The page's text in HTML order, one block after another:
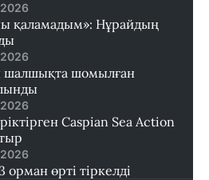
қаламадым»: Нұрайдың
шалшықта шомылған
Caspian Sea Action
орман өрті тіркелді